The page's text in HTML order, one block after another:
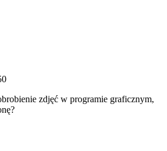
zdjęć w programie graficznym,